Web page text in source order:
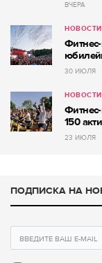
ВЧЕРА
НОВОСТИ
30 ИЮЛЯ
НОВОСТИ
150
23 ИЮЛЯ
ПОДПИСКА НА